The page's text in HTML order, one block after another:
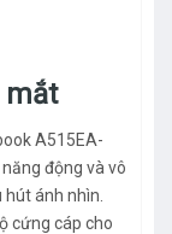
mắt
A515EA-
động và vô
ánh nhìn.
cứng cáp cho